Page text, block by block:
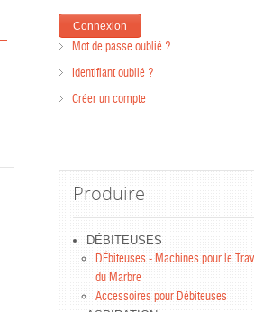
Mot de passe oublié ?
Identifiant oublié ?
Créer un compte
Produire
DÉBITEUSES
DÉbiteuses - Machines pour le
du Marbre
Accessoires pour Débiteuses